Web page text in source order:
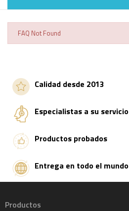
FAQ Not Found
Calidad desde 2013
Especialistas a su servicio
Productos probados
Entrega en todo el mundo
Productos